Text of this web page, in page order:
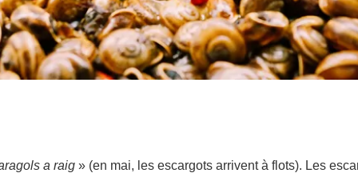
a raig » (en mai, les escargots arrivent à flots). Les